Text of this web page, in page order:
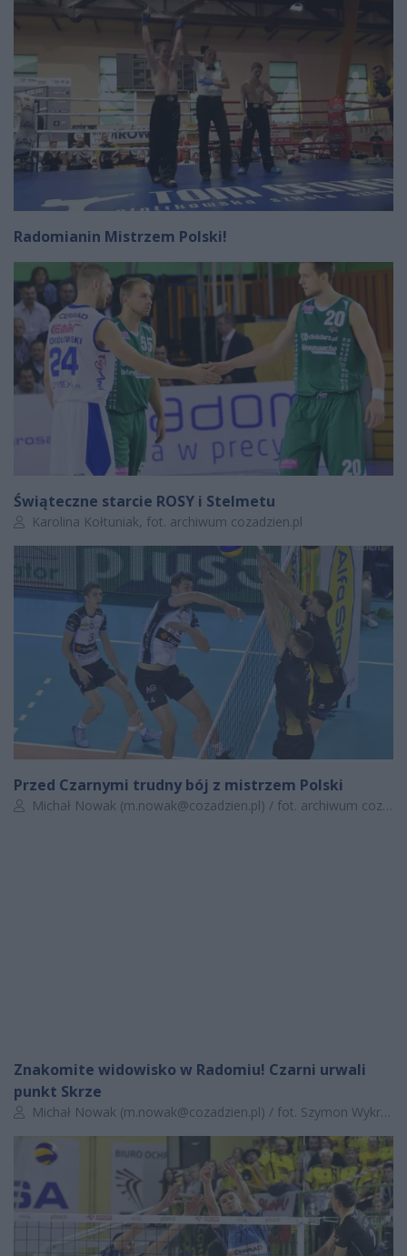
Radomianin Mistrzem Polski!
Świąteczne starcie ROSY i Stelmetu
Autor artykułu:
Karolina Kołtuniak, fot. archiwum cozadzien.pl
Przed Czarnymi trudny bój z mistrzem Polski
Autor artykułu:
Michał Nowak (m.nowak@cozadzien.pl) / fot. archiwum cozadzien.pl
Znakomite widowisko w Radomiu! Czarni urwali
punkt Skrze
Autor artykułu:
Michał Nowak (m.nowak@cozadzien.pl) / fot. Szymon Wykrota